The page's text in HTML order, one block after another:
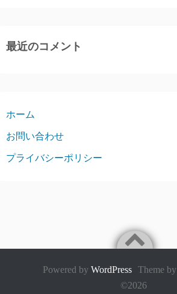
最近のコメント
ホーム
お問い合わせ
プライバシーポリシー
Powered by WordPress Theme by
©2026